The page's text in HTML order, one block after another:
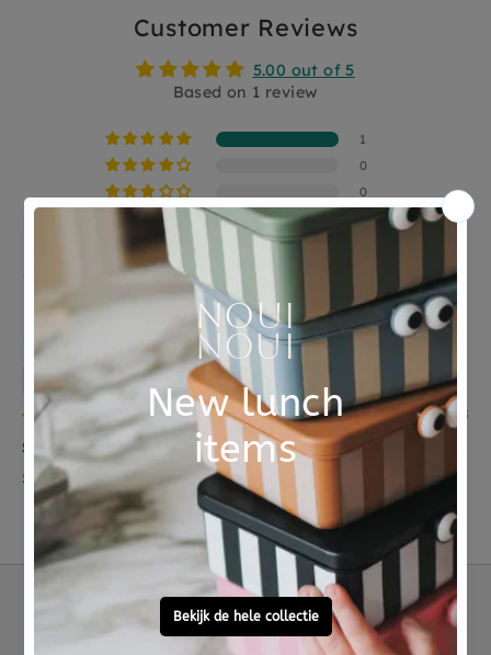
knispert, rammelt en piept, een kraamcadeau
waar veel mee gespeeld gaat worden.
Hang de wagenspanner met het hertje, de
aardbei, de bloem en paddenstoel in de
het wandelen.
De wagenspanner is 35 cm breed. Met de 2 ringen
bevestig je hem aan de wandelwagen.
LD9011
Little Dutch
Material 100% polyester
Customer Reviews
5.00 out of 5
Based on 1 review
1
0
0
0
Sort by
Patricia Nederhoed
22/05/2025
Super mooie wagenspanner!
Snelle levering en prachtige wagenspanner!